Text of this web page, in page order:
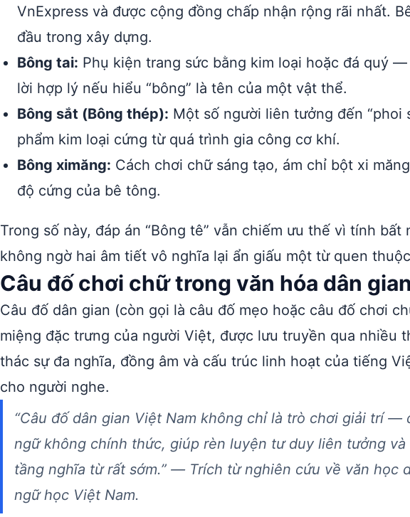
VnExpress và được cộng đồng chấp nhận rộng rãi nhất.
đầu trong xây dựng.
Bông tai: Phụ kiện trang sức bằng kim loại hoặc đá quý
lời hợp lý nếu hiểu “bông” là tên của một vật thể.
Bông sắt (Bông thép): Một số người liên tưởng đến “phoi
phẩm kim loại cứng từ quá trình gia công cơ khí.
Bông ximăng: Cách chơi chữ sáng tạo, ám chỉ bột xi
độ cứng của bê tông.
Trong số này, đáp án “Bông tê” vẫn chiếm ưu thế vì tính
không ngờ hai âm tiết vô nghĩa lại ẩn giấu một từ quen
Câu đố chơi chữ trong văn hóa dân
Câu đố dân gian (còn gọi là câu đố mẹo hoặc câu đố chơi
miệng đặc trưng của người Việt, được lưu truyền qua nhiều
thác sự đa nghĩa, đồng âm và cấu trúc linh hoạt của tiếng
cho người nghe.
“Câu đố dân gian Việt Nam không chỉ là trò chơi giải trí —
ngữ không chính thức, giúp rèn luyện tư duy liên tưởng
tầng nghĩa từ rất sớm.” — Trích từ nghiên cứu về văn học
ngữ học Việt Nam.